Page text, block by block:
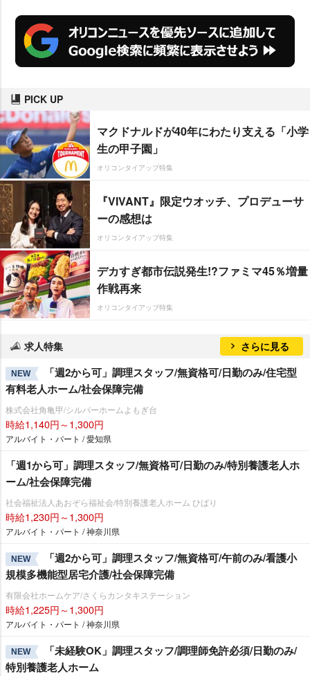
PICK UP
マクドナルドが40年にわたり支える「小学
生の甲子園」
オリコンタイアップ特集
『VIVANT』限定ウオッチ、プロデューサ
ーの感想は
オリコンタイアップ特集
デカすぎ都市伝説発生!?ファミマ45％増量
作戦再来
オリコンタイアップ特集
求人特集 さらに見る
NEW
「週2から可」調理スタッフ/無資格可/日勤のみ/住宅型
有料老人ホーム/社会保障完備
株式会社角亀甲/シルバーホームよもぎ台
時給1,140円～1,300円
アルバイト・パート / 愛知県
「週1から可」調理スタッフ/無資格可/日勤のみ/特別養護老人ホ
ーム/社会保障完備
社会福祉法人あおぞら福祉会/特別養護老人ホーム ひばり
時給1,230円～1,300円
アルバイト・パート / 神奈川県
NEW
「週2から可」調理スタッフ/無資格可/午前のみ/看護小
規模多機能型居宅介護/社会保障完備
有限会社ホームケア/さくらカンタキステーション
時給1,225円～1,300円
アルバイト・パート / 神奈川県
NEW
「未経験OK」調理スタッフ/調理師免許必須/日勤のみ/
特別養護老人ホーム